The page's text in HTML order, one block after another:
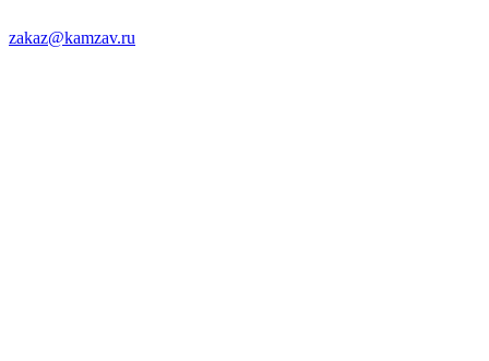
zakaz@kamzav.ru